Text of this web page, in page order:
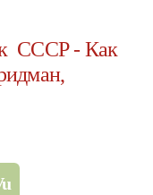
СССР - Как